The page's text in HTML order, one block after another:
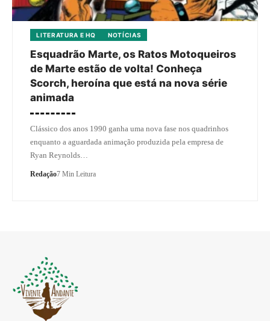
LITERATURA E HQ NOTÍCIAS
Esquadrão Marte, os Ratos Motoqueiros
de Marte estão de volta! Conheça
Scorch, heroína que está na nova série
animada
Clássico dos anos 1990 ganha uma nova fase nos quadrinhos
enquanto a aguardada animação produzida pela empresa de
Ryan Reynolds…
Redação7 Min Leitura